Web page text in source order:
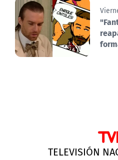
TELEVISIÓN